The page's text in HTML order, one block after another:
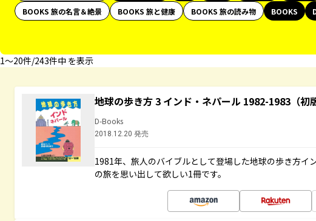
BOOKS 旅の名言＆絶景
BOOKS 旅と健康 BOOKS 旅の読み物 BOOKS
1〜20件/243件中 を表示
地球の歩き方 3 インド・ネパール 1982-1983（初
D-Books
2018.12.20 発売
1981年、旅人のバイブルとして登場した地球の歩き方
の旅を思い出して欲しい1冊です。